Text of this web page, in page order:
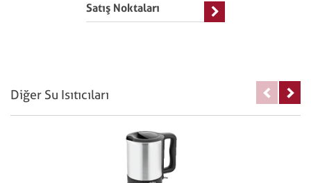
Satış Noktaları
Diğer Su Isıtıcıları